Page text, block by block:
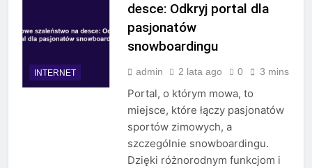
INTERNET
desce: Odkryj portal dla
pasjonatów
snowboardingu
admin 2 lata ago 0 3 mins
Portal, o którym mowa, to
miejsce, które łączy pasjonatów
sportów zimowych, a
szczególnie snowboardingu.
Dzięki różnorodnym funkcjom i